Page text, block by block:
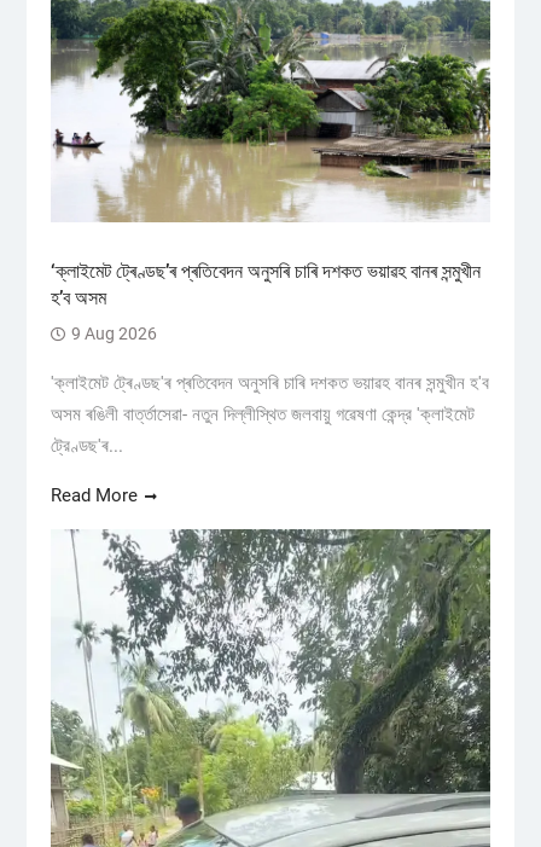
‘ক্লাইমেট ট্ৰেণ্ডছ’ৰ প্ৰতিবেদন অনুসৰি চাৰি দশকত ভয়াৱহ বানৰ সন্মুখীন
হ’ব অসম
9 Aug 2026
'ক্লাইমেট ট্ৰেণ্ডছ'ৰ প্ৰতিবেদন অনুসৰি চাৰি দশকত ভয়াৱহ বানৰ সন্মুখীন হ'ব
অসম ৰঙিলী বাৰ্ত্তাসেৱা- নতুন দিল্লীস্থিত জলবায়ু গৱেষণা কেন্দ্র 'ক্লাইমেট
ট্রেণ্ডছ'ৰ...
Read More